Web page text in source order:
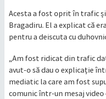
Acesta a fost oprit în trafic
Bragadiru. El a explicat că
pentru a deiscuta cu
„Am fost ridicat din trafic
avut-o să dau o explicație
mediatic la care am fost
comunic într-un mesaj video